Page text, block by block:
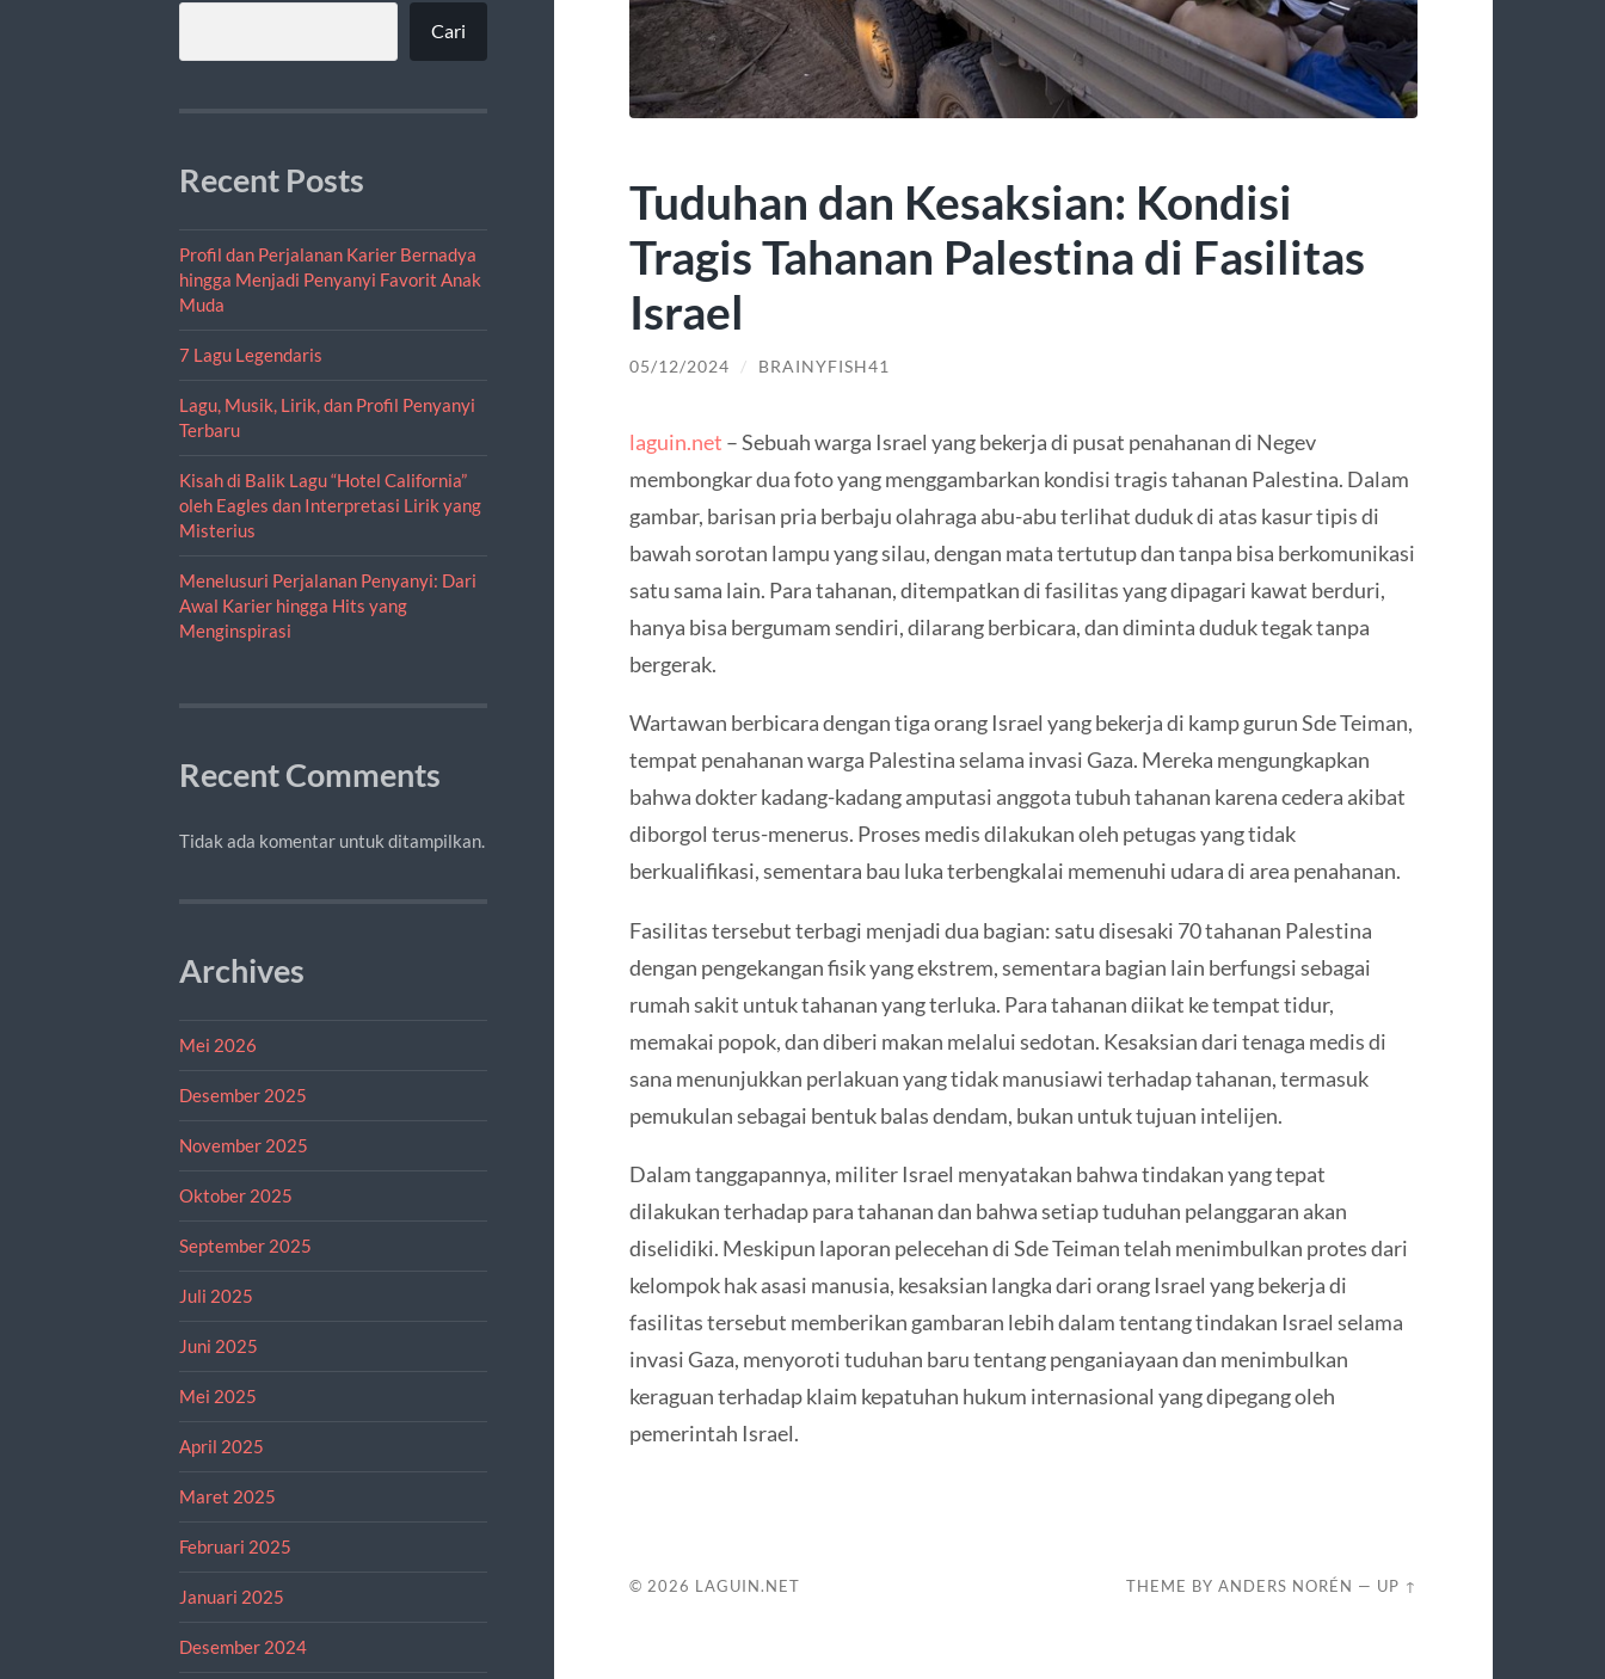
Cari
Recent Posts
Profil dan Perjalanan Karier Bernadya
hingga Menjadi Penyanyi Favorit Anak
Muda
7 Lagu Legendaris
Lagu, Musik, Lirik, dan Profil Penyanyi
Terbaru
Kisah di Balik Lagu “Hotel California”
oleh Eagles dan Interpretasi Lirik yang
Misterius
Menelusuri Perjalanan Penyanyi: Dari
Awal Karier hingga Hits yang
Menginspirasi
Recent Comments
Tidak ada komentar untuk ditampilkan.
Archives
Mei 2026
Desember 2025
November 2025
Oktober 2025
September 2025
Juli 2025
Juni 2025
Mei 2025
April 2025
Maret 2025
Februari 2025
Januari 2025
Desember 2024
Tuduhan dan Kesaksian: Kondisi
Tragis Tahanan Palestina di Fasilitas
Israel
05/12/2024 / BRAINYFISH41
laguin.net – Sebuah warga Israel yang bekerja di pusat penahanan di Negev
membongkar dua foto yang menggambarkan kondisi tragis tahanan Palestina. Dalam
gambar, barisan pria berbaju olahraga abu-abu terlihat duduk di atas kasur tipis di
bawah sorotan lampu yang silau, dengan mata tertutup dan tanpa bisa berkomunikasi
satu sama lain. Para tahanan, ditempatkan di fasilitas yang dipagari kawat berduri,
hanya bisa bergumam sendiri, dilarang berbicara, dan diminta duduk tegak tanpa
bergerak.
Wartawan berbicara dengan tiga orang Israel yang bekerja di kamp gurun Sde Teiman,
tempat penahanan warga Palestina selama invasi Gaza. Mereka mengungkapkan
bahwa dokter kadang-kadang amputasi anggota tubuh tahanan karena cedera akibat
diborgol terus-menerus. Proses medis dilakukan oleh petugas yang tidak
berkualifikasi, sementara bau luka terbengkalai memenuhi udara di area penahanan.
Fasilitas tersebut terbagi menjadi dua bagian: satu disesaki 70 tahanan Palestina
dengan pengekangan fisik yang ekstrem, sementara bagian lain berfungsi sebagai
rumah sakit untuk tahanan yang terluka. Para tahanan diikat ke tempat tidur,
memakai popok, dan diberi makan melalui sedotan. Kesaksian dari tenaga medis di
sana menunjukkan perlakuan yang tidak manusiawi terhadap tahanan, termasuk
pemukulan sebagai bentuk balas dendam, bukan untuk tujuan intelijen.
Dalam tanggapannya, militer Israel menyatakan bahwa tindakan yang tepat
dilakukan terhadap para tahanan dan bahwa setiap tuduhan pelanggaran akan
diselidiki. Meskipun laporan pelecehan di Sde Teiman telah menimbulkan protes dari
kelompok hak asasi manusia, kesaksian langka dari orang Israel yang bekerja di
fasilitas tersebut memberikan gambaran lebih dalam tentang tindakan Israel selama
invasi Gaza, menyoroti tuduhan baru tentang penganiayaan dan menimbulkan
keraguan terhadap klaim kepatuhan hukum internasional yang dipegang oleh
pemerintah Israel.
© 2026 LAGUIN.NET THEME BYANDERS NORÉN — UP ↑